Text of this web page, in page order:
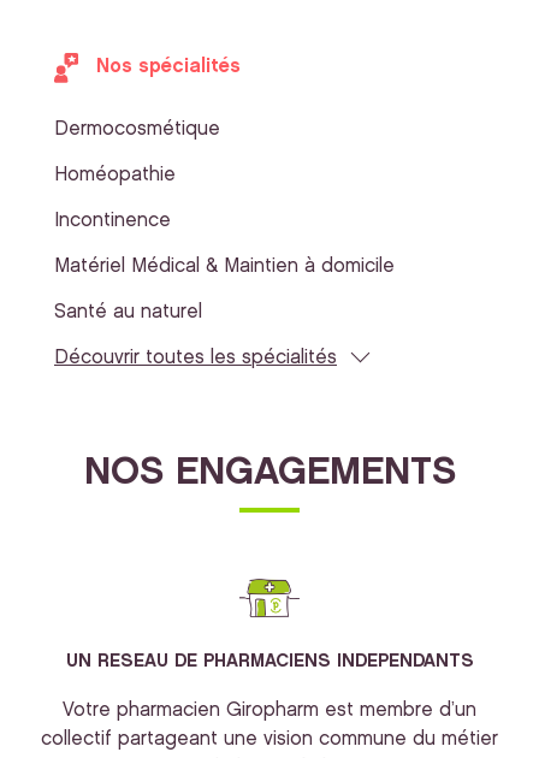
Nos spécialités
Dermocosmétique
Homéopathie
Incontinence
Matériel Médical & Maintien à domicile
Santé au naturel
Découvrir toutes les spécialités
NOS ENGAGEMENTS
UN RESEAU DE PHARMACIENS INDEPENDANTS
Votre pharmacien Giropharm est membre d’un
collectif partageant une vision commune du métier